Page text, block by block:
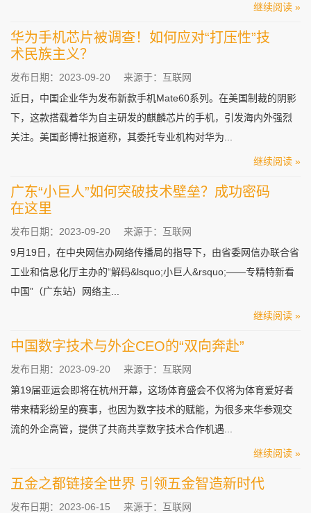
继续阅读 »
华为手机芯片被调查！如何应对“打压性”技
术民族主义？
发布日期：2023-09-20
来源于：互联网
近日，中国企业华为发布新款手机Mate60系列。在美国制裁的阴影
下，这款搭载着华为自主研发的麒麟芯片的手机，引发海内外强烈
关注。美国彭博社报道称，其委托专业机构对华为...
继续阅读 »
广东“小巨人”如何突破技术壁垒？成功密码
在这里
发布日期：2023-09-20
来源于：互联网
9月19日，在中央网信办网络传播局的指导下，由省委网信办联合省
工业和信息化厅主办的“解码&lsquo;小巨人&rsquo;——专精特新看
中国”（广东站）网络主...
继续阅读 »
中国数字技术与外企CEO的“双向奔赴”
发布日期：2023-09-20
来源于：互联网
第19届亚运会即将在杭州开幕，这场体育盛会不仅将为体育爱好者
带来精彩纷呈的赛事，也因为数字技术的赋能，为很多来华参观交
流的外企高管，提供了共商共享数字技术合作机遇...
继续阅读 »
五金之都链接全世界 引领五金智造新时代
发布日期：2023-06-15
来源于：互联网